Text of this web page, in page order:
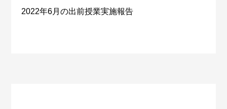
2022年6月の出前授業実施報告